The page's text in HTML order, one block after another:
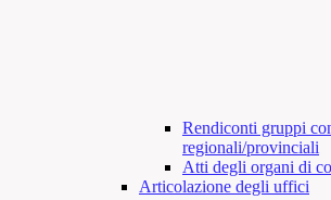
Rendiconti gruppi
regionali/provinciali
Atti degli organi di
Articolazione degli uffici